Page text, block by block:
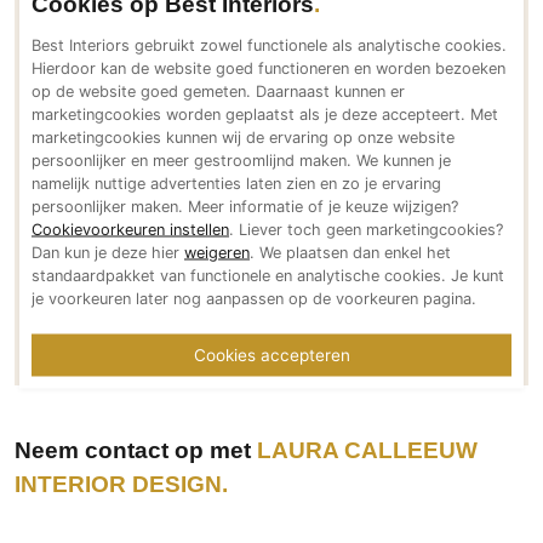
Gietvloeren
Houten vloeren
Natuursteen en keramiek vloeren
Vloerkleden
Afwerking
Wandafwerking
Beton Ciré
Behang / Wandtextiel
Natuursteen en keramiek
Stucwerk
Bereikbaar via
+32 (0)493 345549
design@lauracalleeuw.be
www.lauracalleeuw.be
Social media
Meer over LAURA CALLEEUW INTERIOR DESIGN
Meer projecten van LAURA CALLEEUW INTERIOR
Neem contact op met LAURA CALLEEUW
INTERIOR DESIGN
Best Interiors gebruikt zowel functionele als analytische cookies.
Hierdoor kan de website goed functioneren en worden bezoeken
op de website goed gemeten. Daarnaast kunnen er
marketingcookies worden geplaatst als je deze accepteert. Met
marketingcookies kunnen wij de ervaring op onze website
persoonlijker en meer gestroomlijnd maken. We kunnen je
namelijk nuttige advertenties laten zien en zo je ervaring
persoonlijker maken. Meer informatie of je keuze wijzigen?
Cookievoorkeuren instellen. Liever toch geen marketingcookies?
Dan kun je deze hier weigeren. We plaatsen dan enkel het
standaardpakket van functionele en analytische cookies. Je kunt
je voorkeuren later nog aanpassen op de voorkeuren pagina.
Cookies accepteren